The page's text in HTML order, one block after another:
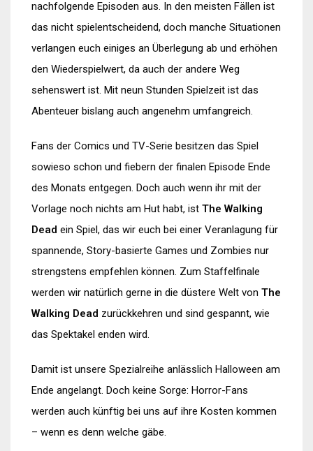
nachfolgende Episoden aus. In den meisten Fällen ist
das nicht spielentscheidend, doch manche Situationen
verlangen euch einiges an Überlegung ab und erhöhen
den Wiederspielwert, da auch der andere Weg
sehenswert ist. Mit neun Stunden Spielzeit ist das
Abenteuer bislang auch angenehm umfangreich.
Fans der Comics und TV-Serie besitzen das Spiel
sowieso schon und fiebern der finalen Episode Ende
des Monats entgegen. Doch auch wenn ihr mit der
Vorlage noch nichts am Hut habt, ist The Walking
Dead ein Spiel, das wir euch bei einer Veranlagung für
spannende, Story-basierte Games und Zombies nur
strengstens empfehlen können. Zum Staffelfinale
werden wir natürlich gerne in die düstere Welt von The
Walking Dead zurückkehren und sind gespannt, wie
das Spektakel enden wird.
Damit ist unsere Spezialreihe anlässlich Halloween am
Ende angelangt. Doch keine Sorge: Horror-Fans
werden auch künftig bei uns auf ihre Kosten kommen
– wenn es denn welche gäbe.